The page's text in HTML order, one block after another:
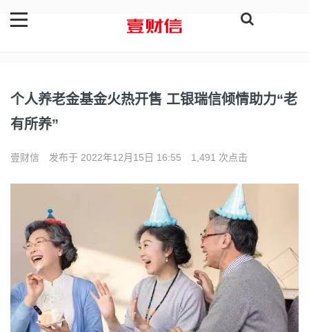
个人养老金基金火热开售 工银瑞信倾情助力“老
有所养”
壹财信 发布于 2022年12月15日 16:55 1,491 次点击